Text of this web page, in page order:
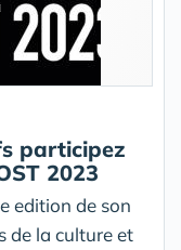
participez
2023
edition de son
de la culture et